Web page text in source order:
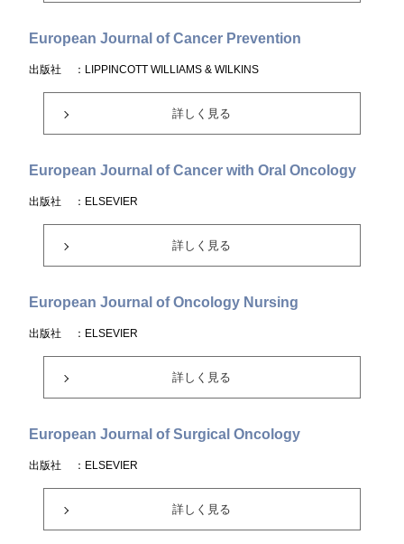
European Journal of Cancer Prevention
出版社 ：LIPPINCOTT WILLIAMS & WILKINS
詳しく見る
European Journal of Cancer with Oral Oncology
出版社 ：ELSEVIER
詳しく見る
European Journal of Oncology Nursing
出版社 ：ELSEVIER
詳しく見る
European Journal of Surgical Oncology
出版社 ：ELSEVIER
詳しく見る